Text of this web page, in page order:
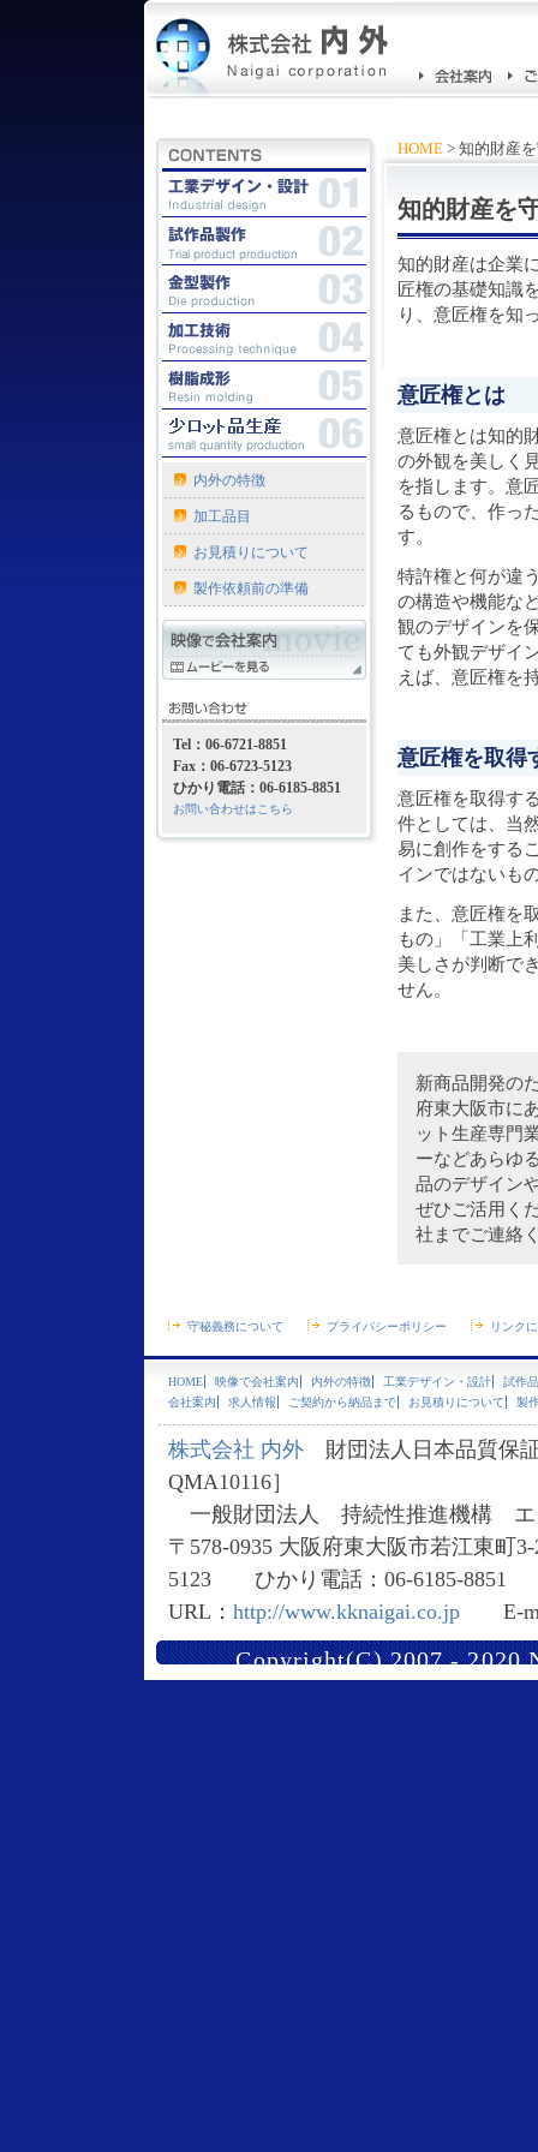
HOME > 知的財産
知的財産を
知的財産は企業
匠権の基礎知識
り、意匠権を知
意匠権とは
意匠権とは知的
の外観を美しく
を指します。意
るもので、作っ
す。
特許権と何が違
の構造や機能な
観のデザインを
ても外観デザイ
えば、意匠権を
意匠権を取得
意匠権を取得す
件としては、当
易に創作をする
インではないも
また、意匠権を
もの」「工業上
美しさが判断で
せん。
新商品開発の
府東大阪市に
ット生産専門
ーなどあらゆ
品のデザイン
ぜひご活用く
社までご連絡
内外の特徴
加工品目
お見積りについて
製作依頼前の準備
Tel：06-6721-8851
Fax：06-6723-5123
ひかり電話：06-6185-8851
お問い合わせはこちら
守秘義務について プライバシーポリシー リンク
HOME 映像で会社案内 内外の特徴 工業デザイン・設計
試作
会社案内
求人情報 ご契約から納品まで お見積りについて 製
株式会社 内外 財団法人日本品質保
QMA10116］
一般財団法人 持続性推進機構 エ
〒578-0935 大阪府東大阪市若江東
5123 ひかり電話：06-6185-8851
URL： http://www.kknaigai.co.jp E-
Copyright(C) 2007 - 2020